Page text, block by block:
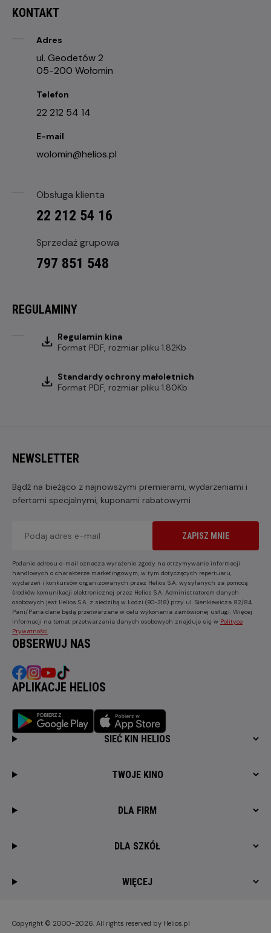
KONTAKT
Adres
ul. Geodetów 2
05-200 Wołomin
Telefon
22 212 54 14
E-mail
wolomin@helios.pl
Obsługa klienta
22 212 54 16
Sprzedaż grupowa
797 851 548
REGULAMINY
Regulamin kina
Format PDF , rozmiar pliku 1.82Kb
Standardy ochrony małoletnich
Format PDF , rozmiar pliku 1.80Kb
NEWSLETTER
Bądź na bieżąco z najnowszymi premierami, wydarzeniami i
ofertami specjalnymi, kuponami rabatowymi
ZAPISZ MNIE
Podanie adresu e-mail oznacza wyrażenie zgody na otrzymywanie informacji
handlowych o charakterze marketingowym, w tym dotyczących repertuaru,
wydarzeń i konkursów organizowanych przez Helios S.A. wysyłanych za pomocą
środków komunikacji elektronicznej przez Helios S.A. Administratorem danych
osobowych jest Helios S.A. z siedzibą w Łodzi (90-318) przy ul. Sienkiewicza 82/84.
Pani/Pana dane będą przetwarzane w celu wykonania zamówionej usługi. Więcej
informacji na temat przetwarzania danych osobowych znajduje się w Polityce
Prywatności.
OBSERWUJ NAS
APLIKACJE HELIOS
SIEĆ KIN HELIOS
TWOJE KINO
DLA FIRM
DLA SZKÓŁ
WIĘCEJ
Copyright © 2000-2026. All rights reserved by Helios.pl